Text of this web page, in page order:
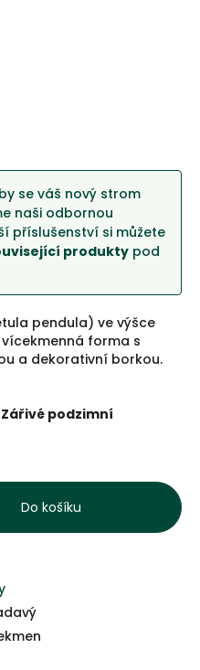
Do košíku
se váš nový strom
naši odbornou
příslušenství si můžete
produkty pod
pendula) ve výšce
forma s
a dekorativní borkou.
Zářivé podzimní